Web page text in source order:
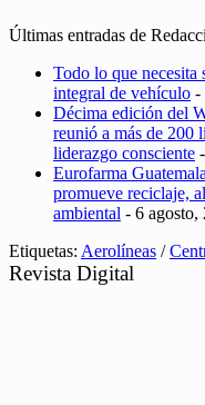
Últimas entradas de
Todo lo que necesita
integral de vehículo -
Décima edición del
reunió a más de 200
liderazgo consciente
Eurofarma
promueve reciclaje,
ambiental - 6 agosto,
Etiquetas: Aerolíneas /
Revista Digital